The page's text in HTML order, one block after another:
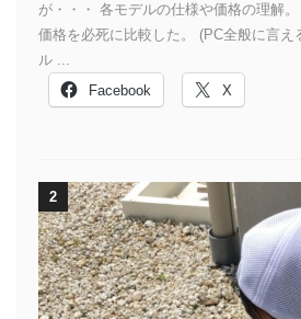
が・・・ 各モデルの仕様や価格の理解
価格を必死に比較した。 (PC全般に言え
ル ...
Facebook
X
2